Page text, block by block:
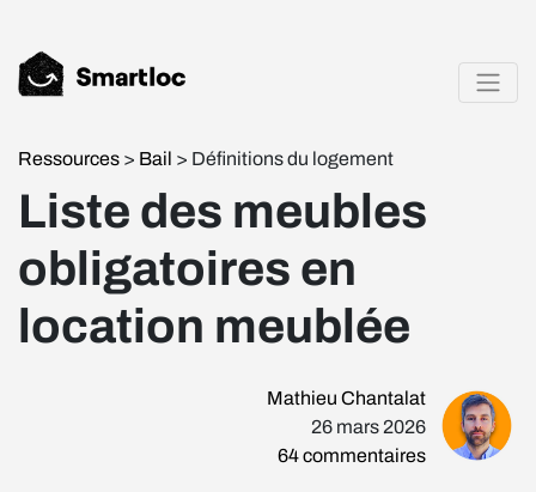
Ressources > Bail > Définitions du logement
Liste des meubles
obligatoires en
location meublée
Mathieu Chantalat
26 mars 2026
64commentaires